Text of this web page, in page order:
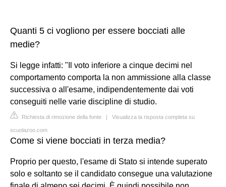
Quanti 5 ci vogliono per essere bocciati alle
medie?
Si legge infatti: "Il voto inferiore a cinque decimi nel
comportamento comporta la non ammissione alla classe
successiva o all'esame, indipendentemente dai voti
conseguiti nelle varie discipline di studio.
Richiesta di rimozione della fonte | Visualizza la risposta completa su
scuolazoo.com
Come si viene bocciati in terza media?
Proprio per questo, l'esame di Stato si intende superato
solo e soltanto se il candidato consegue una valutazione